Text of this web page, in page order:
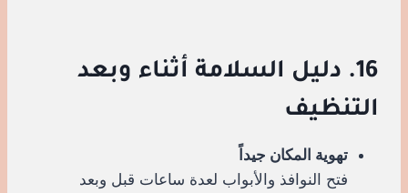
16. دليل السلامة أثناء وبعد
التنظيف
تهوية المكان جيداً
فتح النوافذ والأبواب لعدة ساعات قبل وبعد